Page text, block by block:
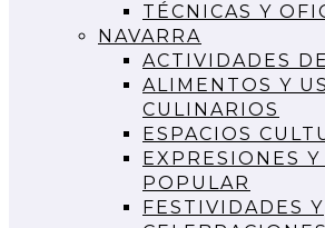
TÉCNICAS Y
NAVARRA
ACTIVIDADES
ALIMENTOS Y
CULINARIOS
ESPACIOS
EXPRESIONES
POPULAR
FESTIVIDADES Y